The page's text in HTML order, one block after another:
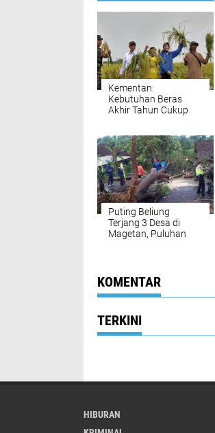
Kementan:
Kebutuhan Beras
Akhir Tahun Cukup
Puting Beliung
Terjang 3 Desa di
Magetan, Puluhan
KOMENTAR
TERKINI
HIBURAN